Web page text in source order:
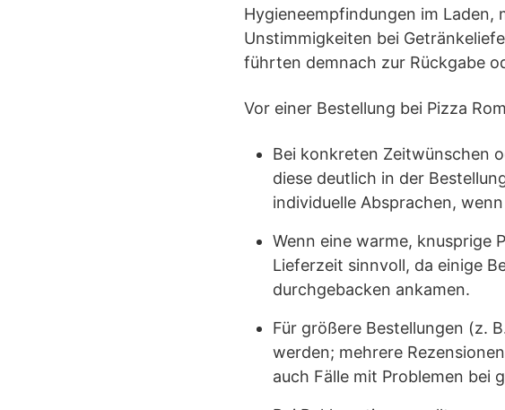
Hygieneempfindungen im Laden,
Unstimmigkeiten bei
führten demnach zur Rückgabe
Vor einer Bestellung bei Pizza
Bei konkreten Zeitwünschen
diese deutlich in der
individuelle Absprachen,
Wenn eine warme, knusprige
Lieferzeit sinnvoll, da einige
durchgebacken ankamen.
Für größere Bestellungen (z.
werden; mehrere
auch Fälle mit Problemen bei